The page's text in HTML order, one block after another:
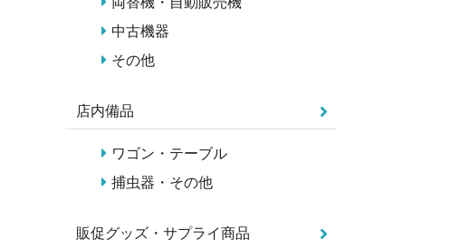
中古機器
その他
店内備品
ワゴン・テーブル
捕虫器・その他
販促グッズ・サプライ商品